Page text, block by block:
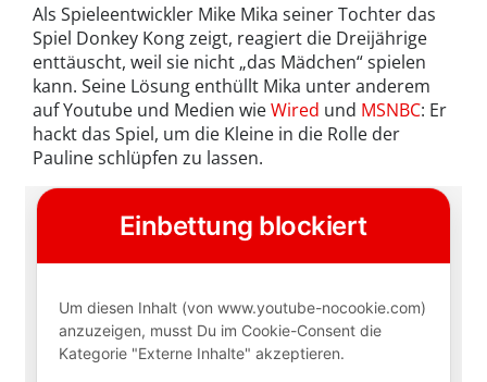
Als Spieleentwickler Mike Mika seiner Tochter das
Spiel Donkey Kong zeigt, reagiert die Dreijährige
enttäuscht, weil sie nicht „das Mädchen“ spielen
kann. Seine Lösung enthüllt Mika unter anderem
auf Youtube und Medien wieWired und MSNBC: Er
hackt das Spiel, um die Kleine in die Rolle der
Pauline schlüpfen zu lassen.